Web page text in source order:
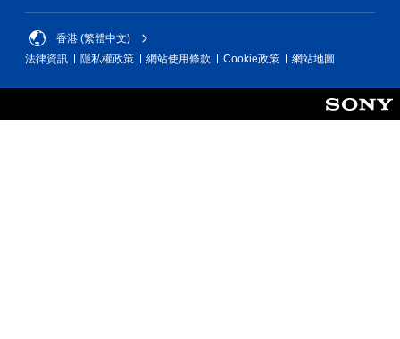
香港 (繁體中文)
法律資訊
隱私權政策 網站使用條款 Cookie政策 網站地圖